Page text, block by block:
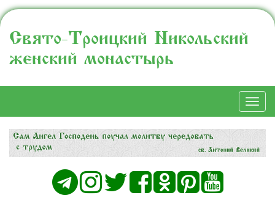
Свято-Троицкий Никольский
женский монастырь